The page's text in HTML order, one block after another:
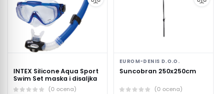
Televizori, audio i video oprema
Kompjuteri, hardware i
kancelarijska oprema
Telefoni
Mali kućni aparati
INTEX Silicone Aqua Sport
Swim Set maska i disaljka
(0 ocena)
EUROM-DENIS D.O.O.
Suncobran 250x250cm
(0 ocena)